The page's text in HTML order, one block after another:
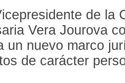
de la
Vera Jourova
un nuevo marco
de carácter